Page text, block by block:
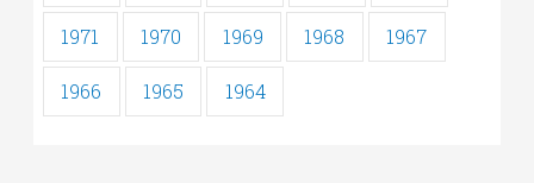
1971 1970 1969 1968 1967
1966 1965 1964